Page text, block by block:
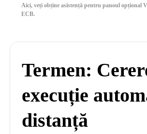
Aici, veți obține asistență pentru panoul opțional
ECB.
Termen:
execuție
distanță